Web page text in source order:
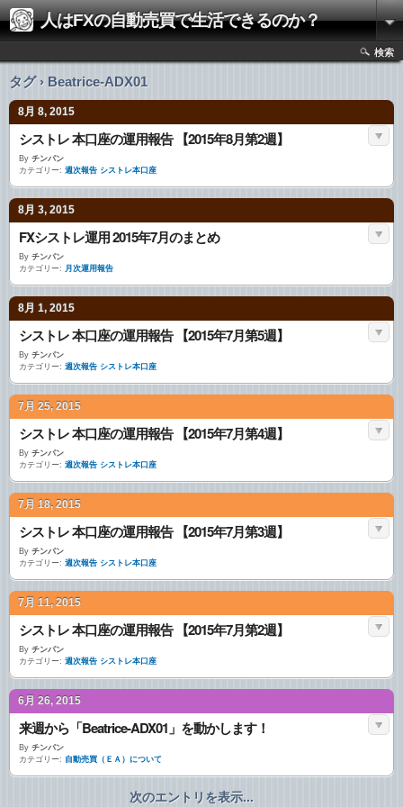
人はFXの自動売買で生活できるのか？
検索
タグ › Beatrice-ADX01
8月 8, 2015
シストレ 本口座の運用報告 【2015年8月第2週】
By チンパン
カテゴリー: 週次報告 シストレ本口座
8月 3, 2015
FXシストレ運用 2015年7月のまとめ
By チンパン
カテゴリー: 月次運用報告
8月 1, 2015
シストレ 本口座の運用報告 【2015年7月第5週】
By チンパン
カテゴリー: 週次報告 シストレ本口座
7月 25, 2015
シストレ 本口座の運用報告 【2015年7月第4週】
By チンパン
カテゴリー: 週次報告 シストレ本口座
7月 18, 2015
シストレ 本口座の運用報告 【2015年7月第3週】
By チンパン
カテゴリー: 週次報告 シストレ本口座
7月 11, 2015
シストレ 本口座の運用報告 【2015年7月第2週】
By チンパン
カテゴリー: 週次報告 シストレ本口座
6月 26, 2015
来週から「Beatrice-ADX01」を動かします！
By チンパン
カテゴリー: 自動売買（ＥＡ）について
次のエントリを表示...